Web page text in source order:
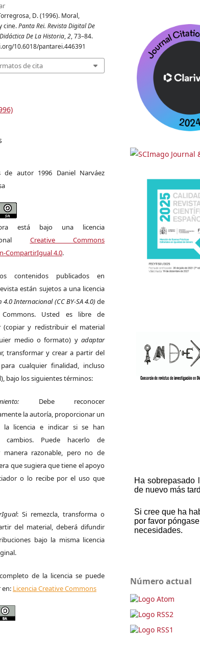
D. (1996). Moral,
cine.Panta Rei. Revista Digital De
De La Historia,2, 73–84.
10.6018/pantarei.446391
de cita
de autor 1996 Daniel Narváez
está bajo una licencia
Creative Commons
CompartirIgual 4.0.
contenidos publicados en
están sujetos a una licencia
Internacional (CC BY-SA 4.0)de
Commons. Usted es libre de
(copiar y redistribuir el material
medio o formato) y adaptar
transformar y crear a partir del
cualquier finalidad, incluso
bajo los siguientes términos:
Debe reconocer
la autoría, proporcionar un
la licencia e indicar si se han
cambios. Puede hacerlo de
manera razonable, pero no de
que sugiera que tiene el apoyo
o lo recibe por el uso que
: Si remezcla, transforma o
del material, deberá difundir
bajo la misma licencia
de la licencia se puede
en: Licencia Creative Commons
Número actual